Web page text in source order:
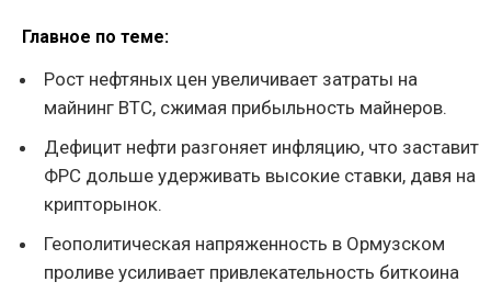
Главное по теме:
Рост нефтяных цен увеличивает затраты на
майнинг BTC, сжимая прибыльность майнеров.
Дефицит нефти разгоняет инфляцию, что заставит
ФРС дольше удерживать высокие ставки, давя на
крипторынок.
Геополитическая напряженность в Ормузском
проливе усиливает привлекательность биткоина